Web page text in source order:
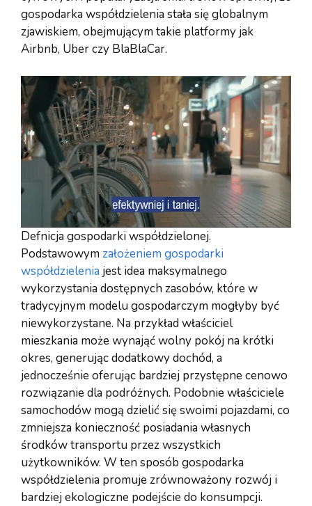
gospodarka współdzielenia stała się globalnym
zjawiskiem, obejmującym takie platformy jak
Airbnb, Uber czy BlaBlaCar.
Defnicja gospodarki współdzielonej.
Podstawowym założeniem gospodarki
współdzielenia jest idea maksymalnego
wykorzystania dostępnych zasobów, które w
tradycyjnym modelu gospodarczym mogłyby być
niewykorzystane. Na przykład właściciel
mieszkania może wynająć wolny pokój na krótki
okres, generując dodatkowy dochód, a
jednocześnie oferując bardziej przystępne cenowo
rozwiązanie dla podróżnych. Podobnie właściciele
samochodów mogą dzielić się swoimi pojazdami, co
zmniejsza konieczność posiadania własnych
środków transportu przez wszystkich
użytkowników. W ten sposób gospodarka
współdzielenia promuje zrównoważony rozwój i
bardziej ekologiczne podejście do konsumpcji.